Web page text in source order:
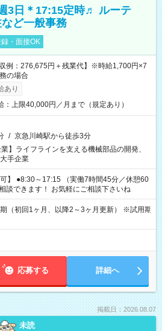
3日＊17:15定時♬ ルーテ
ど一般事務
・面接OK
例：276,675円＋残業代】※時給1,700円×7
の場合
あり
：上限40,000円／月まで（規定あり）
/ 京急川崎駅から徒歩3分
業】ライフラインを支える機械部品の開発、
手企業
可】 ●8:30～17:15 （実働7時間45分／休憩60
も相談できます！ お気軽にご相談下さいね
期（初回1ヶ月、以降2～3ヶ月更新） ※試用期
応募する 詳細へ
掲載日：2026.08.07
未読